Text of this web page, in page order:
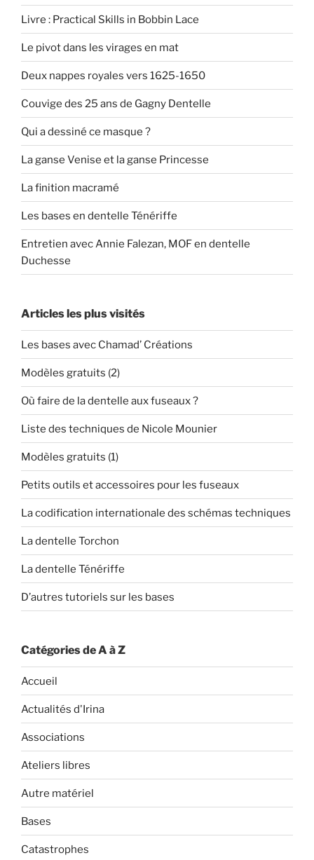
Livre : Practical Skills in Bobbin Lace
Le pivot dans les virages en mat
Deux nappes royales vers 1625-1650
Couvige des 25 ans de Gagny Dentelle
Qui a dessiné ce masque ?
La ganse Venise et la ganse Princesse
La finition macramé
Les bases en dentelle Ténériffe
Entretien avec Annie Falezan, MOF en dentelle
Duchesse
Articles les plus visités
Les bases avec Chamad’ Créations
Modèles gratuits (2)
Où faire de la dentelle aux fuseaux ?
Liste des techniques de Nicole Mounier
Modèles gratuits (1)
Petits outils et accessoires pour les fuseaux
La codification internationale des schémas techniques
La dentelle Torchon
La dentelle Ténériffe
D’autres tutoriels sur les bases
Catégories de A à Z
Accueil
Actualités d'Irina
Associations
Ateliers libres
Autre matériel
Bases
Catastrophes